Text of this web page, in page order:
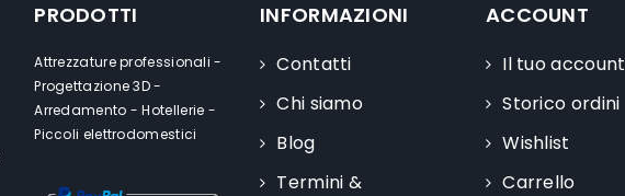
PRODOTTI
Attrezzature professionali -
Progettazione 3D -
Arredamento - Hotellerie -
Piccoli elettrodomestici
INFORMAZIONI
Contatti
Chi siamo
Blog
Termini &
ACCOUNT
Il tuo account
Storico ordini
Wishlist
Carrello